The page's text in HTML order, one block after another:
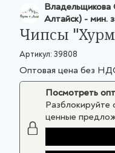
Владельщикова
Алтайск)- мин.
Чипсы
Артикул: 39808
Оптовая цена без
Посмотреть
Разблокируйте
ценные